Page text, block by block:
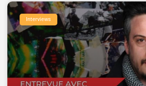
Interviews